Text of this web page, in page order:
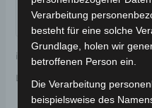
inkl. 19 % MwSt.Kostenloser
Lieferzeit:
Verarbeitung
besteht für eine solche
Grundlage, holen wir
betroffenen Person ein.
Die Verarbeitung
beispielsweise des